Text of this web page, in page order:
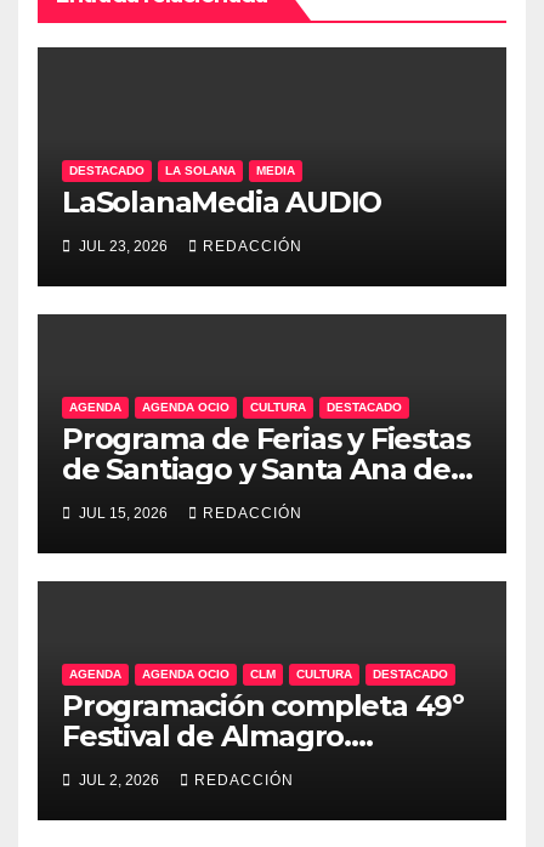
DESTACADO LA SOLANA MEDIA
LaSolanaMedia AUDIO
JUL 23, 2026 REDACCIÓN
AGENDA AGENDA OCIO CULTURA DESTACADO
Programa de Ferias y Fiestas
de Santiago y Santa Ana de
La Solana 2026
JUL 15, 2026 REDACCIÓN
AGENDA AGENDA OCIO CLM CULTURA DESTACADO
Programación completa 49º
Festival de Almagro.
Consulta obras, horarios y
espacios aquí
JUL 2, 2026 REDACCIÓN